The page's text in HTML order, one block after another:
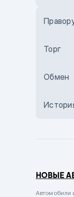
Торг
Обмен
НОВЫЕ
Автомобили